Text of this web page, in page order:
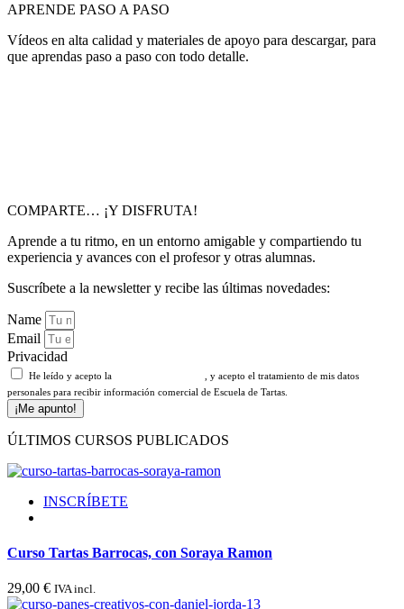
APRENDE PASO A PASO
Vídeos en alta calidad y materiales de apoyo para descargar, para
que aprendas paso a paso con todo detalle.
COMPARTE… ¡Y DISFRUTA!
Aprende a tu ritmo, en un entorno amigable y compartiendo tu
experiencia y avances con el profesor y otras alumnas.
Suscríbete a la newsletter y recibe las últimas novedades:
Name
Email
Privacidad
He leído y acepto la
, y acepto el tratamiento de mis datos
personales para recibir información comercial de Escuela de Tartas.
¡Me apunto!
ÚLTIMOS CURSOS PUBLICADOS
INSCRÍBETE
Curso Tartas Barrocas, con Soraya Ramon
29,00 € IVA incl.